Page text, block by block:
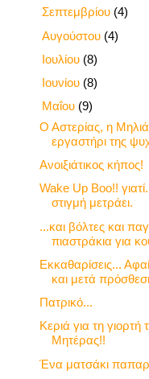
Σεπτεμβρίου (4)
Αυγούστου (4)
Ιουλίου (8)
Ιουνίου (8)
Μαΐου (9)
Ο Αστερίας, η Μηλιά
εργαστήρι της
Ανοιξιάτικος κήπος!
Wake Up Boo!!
στιγμή μετράει.
...και βόλτες και
πιαστράκια για
Εκκαθαρίσεις...
και μετά
Πατρικό...
Κεριά για τη γιορτή
Μητέρας!!
Ένα ματσάκι